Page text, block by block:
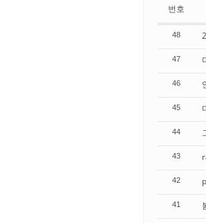
번호
48
47
46
45
44
43
42
41